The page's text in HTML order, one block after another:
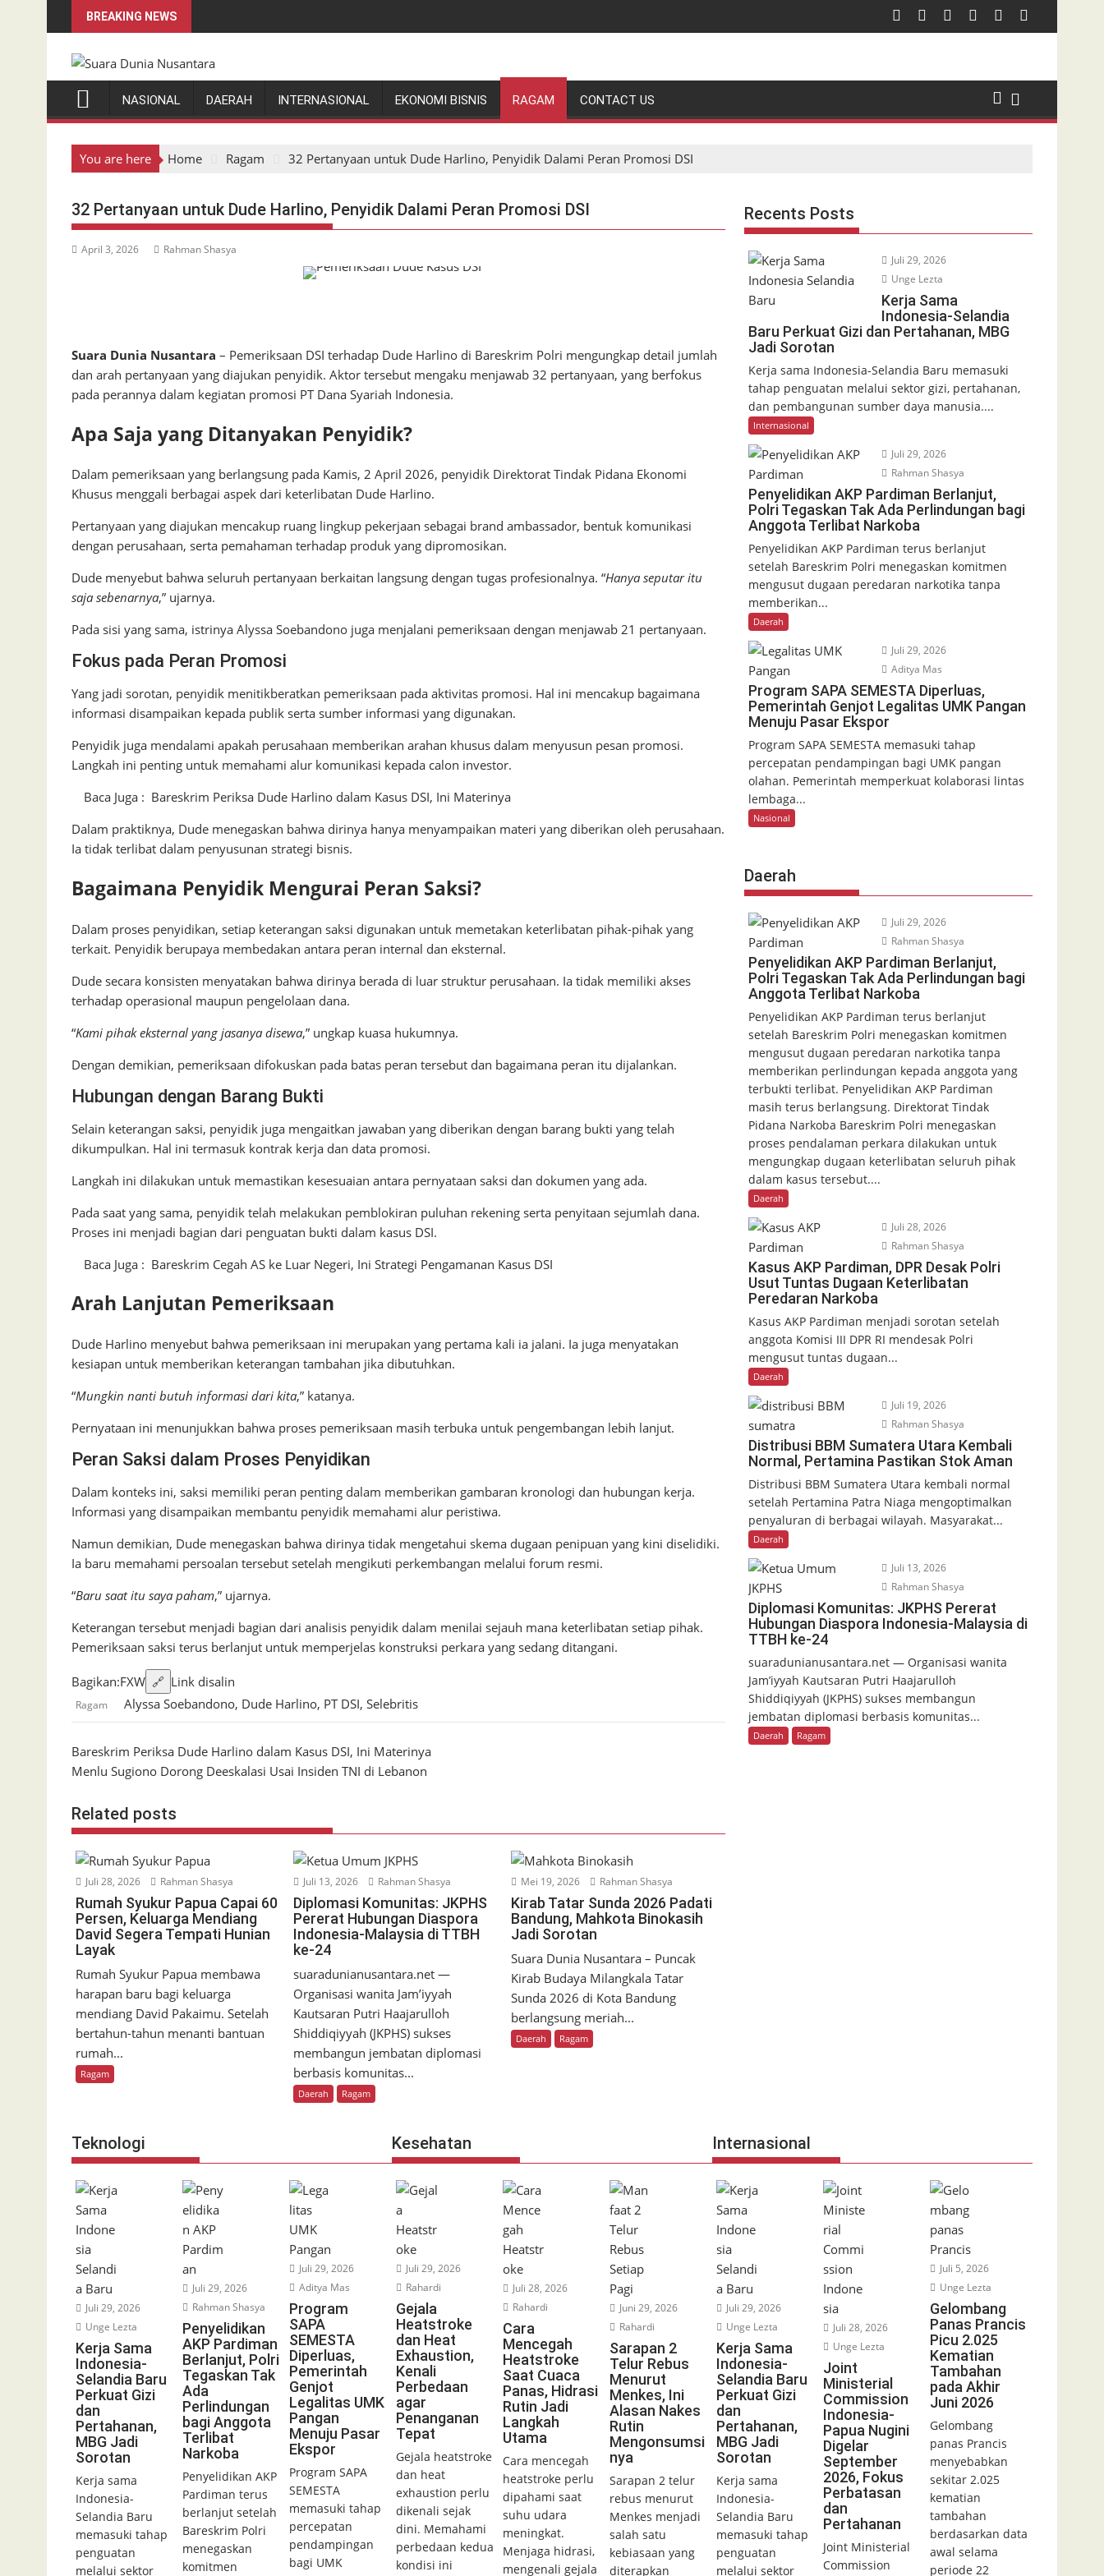
to
BREAKING NEWS
NASIONAL DAERAH INTERNASIONAL EKONOMI BISNIS RAGAM CONTACT US
You are here Home Ragam 32 Pertanyaan untuk Dude Harlino, Penyidik Dalami Peran Promosi DSI
32 Pertanyaan untuk Dude Harlino, Penyidik Dalami Peran Promosi DSI
April 3, 2026 Rahman Shasya
Suara Dunia Nusantara – Pemeriksaan DSI terhadap Dude Harlino di Bareskrim Polri mengungkap detail jumlah
dan arah pertanyaan yang diajukan penyidik. Aktor tersebut mengaku menjawab 32 pertanyaan, yang berfokus
pada perannya dalam kegiatan promosi PT Dana Syariah Indonesia.
Apa Saja yang Ditanyakan Penyidik?
Dalam pemeriksaan yang berlangsung pada Kamis, 2 April 2026, penyidik Direktorat Tindak Pidana Ekonomi
Khusus menggali berbagai aspek dari keterlibatan Dude Harlino.
Pertanyaan yang diajukan mencakup ruang lingkup pekerjaan sebagai brand ambassador, bentuk komunikasi
dengan perusahaan, serta pemahaman terhadap produk yang dipromosikan.
Dude menyebut bahwa seluruh pertanyaan berkaitan langsung dengan tugas profesionalnya. “Hanya seputar itu
saja sebenarnya,” ujarnya.
Pada sisi yang sama, istrinya Alyssa Soebandono juga menjalani pemeriksaan dengan menjawab 21 pertanyaan.
Fokus pada Peran Promosi
Yang jadi sorotan, penyidik menitikberatkan pemeriksaan pada aktivitas promosi. Hal ini mencakup bagaimana
informasi disampaikan kepada publik serta sumber informasi yang digunakan.
Penyidik juga mendalami apakah perusahaan memberikan arahan khusus dalam menyusun pesan promosi.
Langkah ini penting untuk memahami alur komunikasi kepada calon investor.
Baca Juga : Bareskrim Periksa Dude Harlino dalam Kasus DSI, Ini Materinya
Dalam praktiknya, Dude menegaskan bahwa dirinya hanya menyampaikan materi yang diberikan oleh perusahaan.
Ia tidak terlibat dalam penyusunan strategi bisnis.
Bagaimana Penyidik Mengurai Peran Saksi?
Dalam proses penyidikan, setiap keterangan saksi digunakan untuk memetakan keterlibatan pihak-pihak yang
terkait. Penyidik berupaya membedakan antara peran internal dan eksternal.
Dude secara konsisten menyatakan bahwa dirinya berada di luar struktur perusahaan. Ia tidak memiliki akses
terhadap operasional maupun pengelolaan dana.
“Kami pihak eksternal yang jasanya disewa,” ungkap kuasa hukumnya.
Dengan demikian, pemeriksaan difokuskan pada batas peran tersebut dan bagaimana peran itu dijalankan.
Hubungan dengan Barang Bukti
Selain keterangan saksi, penyidik juga mengaitkan jawaban yang diberikan dengan barang bukti yang telah
dikumpulkan. Hal ini termasuk kontrak kerja dan data promosi.
Langkah ini dilakukan untuk memastikan kesesuaian antara pernyataan saksi dan dokumen yang ada.
Pada saat yang sama, penyidik telah melakukan pemblokiran puluhan rekening serta penyitaan sejumlah dana.
Proses ini menjadi bagian dari penguatan bukti dalam kasus DSI.
Baca Juga : Bareskrim Cegah AS ke Luar Negeri, Ini Strategi Pengamanan Kasus DSI
Arah Lanjutan Pemeriksaan
Dude Harlino menyebut bahwa pemeriksaan ini merupakan yang pertama kali ia jalani. Ia juga menyatakan
kesiapan untuk memberikan keterangan tambahan jika dibutuhkan.
“Mungkin nanti butuh informasi dari kita,” katanya.
Pernyataan ini menunjukkan bahwa proses pemeriksaan masih terbuka untuk pengembangan lebih lanjut.
Peran Saksi dalam Proses Penyidikan
Dalam konteks ini, saksi memiliki peran penting dalam memberikan gambaran kronologi dan hubungan kerja.
Informasi yang disampaikan membantu penyidik memahami alur peristiwa.
Namun demikian, Dude menegaskan bahwa dirinya tidak mengetahui skema dugaan penipuan yang kini diselidiki.
Ia baru memahami persoalan tersebut setelah mengikuti perkembangan melalui forum resmi.
“Baru saat itu saya paham,” ujarnya.
Keterangan tersebut menjadi bagian dari analisis penyidik dalam menilai sejauh mana keterlibatan setiap pihak.
Pemeriksaan saksi terus berlanjut untuk memperjelas konstruksi perkara yang sedang ditangani.
Bagikan:FXW 🔗 Link disalin
Ragam Alyssa Soebandono, Dude Harlino, PT DSI, Selebritis
Navigasi
pos
Bareskrim Periksa Dude Harlino dalam Kasus DSI, Ini Materinya
Menlu Sugiono Dorong Deeskalasi Usai Insiden TNI di Lebanon
Related posts
Juli 28, 2026 Rahman Shasya
Rumah Syukur Papua Capai 60
Persen, Keluarga Mendiang
David Segera Tempati Hunian
Layak
Rumah Syukur Papua membawa
harapan baru bagi keluarga
mendiang David Pakaimu. Setelah
bertahun-tahun menanti bantuan
rumah...
Ragam
Juli 13, 2026 Rahman Shasya
Diplomasi Komunitas: JKPHS
Pererat Hubungan Diaspora
Indonesia-Malaysia di TTBH
ke-24
suaradunianusantara.net —
Organisasi wanita Jam’iyyah
Kautsaran Putri Haajarulloh
Shiddiqiyyah (JKPHS) sukses
membangun jembatan diplomasi
berbasis komunitas...
Daerah Ragam
Mei 19, 2026 Rahman Shasya
Kirab Tatar Sunda 2026 Padati
Bandung, Mahkota Binokasih
Jadi Sorotan
Suara Dunia Nusantara – Puncak
Kirab Budaya Milangkala Tatar
Sunda 2026 di Kota Bandung
berlangsung meriah...
Daerah Ragam
Recents Posts
Juli 29, 2026
Unge Lezta
Kerja Sama
Indonesia-Selandia
Baru Perkuat Gizi dan Pertahanan, MBG
Jadi Sorotan
Kerja sama Indonesia-Selandia Baru memasuki
tahap penguatan melalui sektor gizi, pertahanan,
dan pembangunan sumber daya manusia....
Internasional
Juli 29, 2026
Rahman Shasya
Penyelidikan AKP Pardiman Berlanjut,
Polri Tegaskan Tak Ada Perlindungan bagi
Anggota Terlibat Narkoba
Penyelidikan AKP Pardiman terus berlanjut
setelah Bareskrim Polri menegaskan komitmen
mengusut dugaan peredaran narkotika tanpa
memberikan...
Daerah
Juli 29, 2026
Aditya Mas
Program SAPA SEMESTA Diperluas,
Pemerintah Genjot Legalitas UMK Pangan
Menuju Pasar Ekspor
Program SAPA SEMESTA memasuki tahap
percepatan pendampingan bagi UMK pangan
olahan. Pemerintah memperkuat kolaborasi lintas
lembaga...
Nasional
Daerah
Juli 29, 2026
Rahman Shasya
Penyelidikan AKP Pardiman Berlanjut,
Polri Tegaskan Tak Ada Perlindungan bagi
Anggota Terlibat Narkoba
Penyelidikan AKP Pardiman terus berlanjut
setelah Bareskrim Polri menegaskan komitmen
mengusut dugaan peredaran narkotika tanpa
memberikan perlindungan kepada anggota yang
terbukti terlibat. Penyelidikan AKP Pardiman
masih terus berlangsung. Direktorat Tindak
Pidana Narkoba Bareskrim Polri menegaskan
proses pendalaman perkara dilakukan untuk
mengungkap dugaan keterlibatan seluruh pihak
dalam kasus tersebut....
Daerah
Juli 28, 2026
Rahman Shasya
Kasus AKP Pardiman, DPR Desak Polri
Usut Tuntas Dugaan Keterlibatan
Peredaran Narkoba
Kasus AKP Pardiman menjadi sorotan setelah
anggota Komisi III DPR RI mendesak Polri
mengusut tuntas dugaan...
Daerah
Juli 19, 2026
Rahman Shasya
Distribusi BBM Sumatera Utara Kembali
Normal, Pertamina Pastikan Stok Aman
Distribusi BBM Sumatera Utara kembali normal
setelah Pertamina Patra Niaga mengoptimalkan
penyaluran di berbagai wilayah. Masyarakat...
Daerah
Juli 13, 2026
Rahman Shasya
Diplomasi Komunitas: JKPHS Pererat
Hubungan Diaspora Indonesia-Malaysia di
TTBH ke-24
suaradunianusantara.net — Organisasi wanita
Jam’iyyah Kautsaran Putri Haajarulloh
Shiddiqiyyah (JKPHS) sukses membangun
jembatan diplomasi berbasis komunitas...
Daerah Ragam
Teknologi
Juli 29, 2026
Unge Lezta
Kerja Sama
Indonesia-
Selandia Baru
Perkuat Gizi
dan
Pertahanan,
MBG Jadi
Sorotan
Kerja sama
Indonesia-
Selandia Baru
memasuki tahap
penguatan
melalui sektor
Juli 29, 2026
Rahman Shasya
Penyelidikan
AKP Pardiman
Berlanjut, Polri
Tegaskan Tak
Ada
Perlindungan
bagi Anggota
Terlibat
Narkoba
Penyelidikan AKP
Pardiman terus
berlanjut setelah
Bareskrim Polri
menegaskan
komitmen
Juli 29, 2026
Aditya Mas
Program
SAPA
SEMESTA
Diperluas,
Pemerintah
Genjot
Legalitas UMK
Pangan
Menuju Pasar
Ekspor
Program SAPA
SEMESTA
memasuki tahap
percepatan
pendampingan
bagi UMK
Kesehatan
Juli 29, 2026
Rahardi
Gejala
Heatstroke
dan Heat
Exhaustion,
Kenali
Perbedaan
agar
Penanganan
Tepat
Gejala heatstroke
dan heat
exhaustion perlu
dikenali sejak
dini. Memahami
perbedaan kedua
kondisi ini
Juli 28, 2026
Rahardi
Cara
Mencegah
Heatstroke
Saat Cuaca
Panas, Hidrasi
Rutin Jadi
Langkah
Utama
Cara mencegah
heatstroke perlu
dipahami saat
suhu udara
meningkat.
Menjaga hidrasi,
mengenali gejala
Juni 29, 2026
Rahardi
Sarapan 2
Telur Rebus
Menurut
Menkes, Ini
Alasan Nakes
Rutin
Mengonsumsi
nya
Sarapan 2 telur
rebus menurut
Menkes menjadi
salah satu
kebiasaan yang
diterapkan
Internasional
Juli 29, 2026
Unge Lezta
Kerja Sama
Indonesia-
Selandia Baru
Perkuat Gizi
dan
Pertahanan,
MBG Jadi
Sorotan
Kerja sama
Indonesia-
Selandia Baru
memasuki tahap
penguatan
melalui sektor
Juli 28, 2026
Unge Lezta
Joint
Ministerial
Commission
Indonesia-
Papua Nugini
Digelar
September
2026, Fokus
Perbatasan
dan
Pertahanan
Joint Ministerial
Commission
Juli 5, 2026
Unge Lezta
Gelombang
Panas Prancis
Picu 2.025
Kematian
Tambahan
pada Akhir
Juni 2026
Gelombang
panas Prancis
menyebabkan
sekitar 2.025
kematian
tambahan
berdasarkan data
awal selama
periode 22